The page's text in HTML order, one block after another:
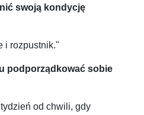
swoją kondycję
i rozpustnik."
podporządkować sobie
od chwili, gdy